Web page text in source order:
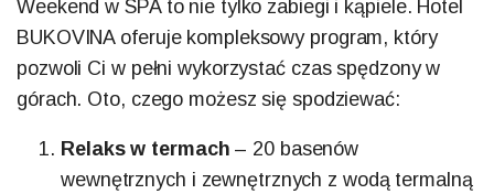
Weekend w SPA to nie tylko zabiegi i kąpiele. Hotel
BUKOVINA oferuje kompleksowy program, który
pozwoli Ci w pełni wykorzystać czas spędzony w
górach. Oto, czego możesz się spodziewać:
Relaks w termach – 20 basenów
wewnętrznych i zewnętrznych z wodą termalną